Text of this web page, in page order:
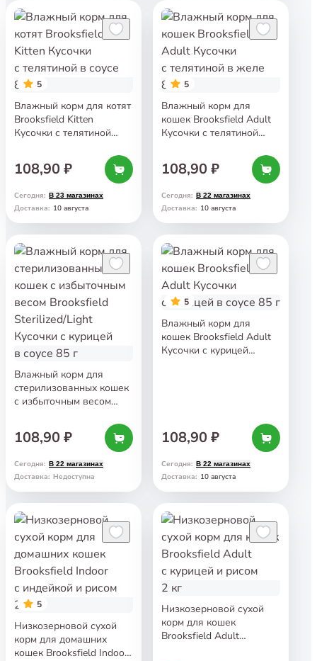
5
Влажный корм для котят
Brooksfield Kitten
Кусочки с телятиной
108,90 ₽
Сегодня: В 23 магазинах
Доставка: 10 августа
5
Влажный корм для
кошек Brooksfield Adult
Кусочки с телятиной
108,90 ₽
Сегодня: В 22 магазинах
Доставка: 10 августа
Влажный корм для
стерилизованных кошек
с избыточным весом
Кусочки с курицей
в соусе 85 г
108,90 ₽
Сегодня: В 22 магазинах
Доставка: Недоступна
5
Влажный корм для
кошек Brooksfield Adult
Кусочки с курицей
108,90 ₽
Сегодня: В 22 магазинах
Доставка: 10 августа
5
Низкозерновой сухой
корм для домашних
кошек Brooksfield Indoor
Низкозерновой сухой
корм для кошек
Brooksfield Adult